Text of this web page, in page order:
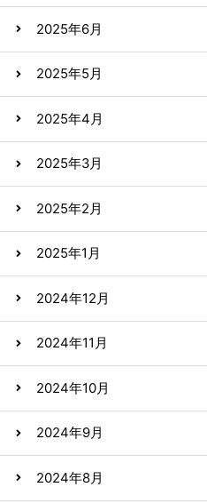
2025年6月
2025年5月
2025年4月
2025年3月
2025年2月
2025年1月
2024年12月
2024年11月
2024年10月
2024年9月
2024年8月